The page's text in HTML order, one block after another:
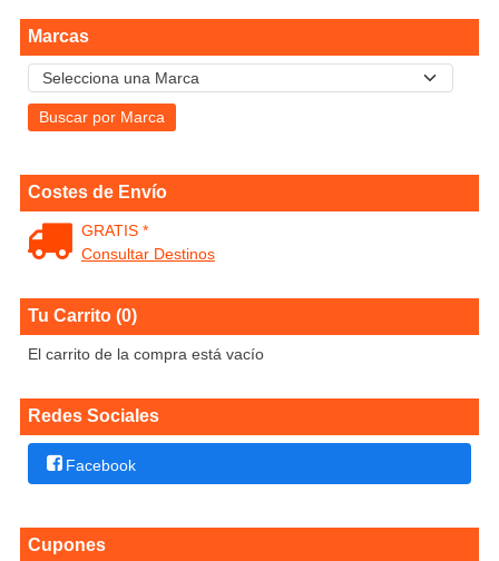
Marcas
Costes de Envío
GRATIS *
Consultar Destinos
Tu Carrito (0)
El carrito de la compra está vacío
Redes Sociales
Facebook
Cupones